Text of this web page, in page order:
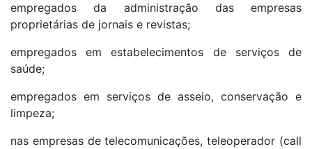
empregados da administração das empresas
proprietárias de jornais e revistas;
empregados em estabelecimentos de serviços de
saúde;
empregados em serviços de asseio, conservação e
limpeza;
nas empresas de telecomunicações, teleoperador (call